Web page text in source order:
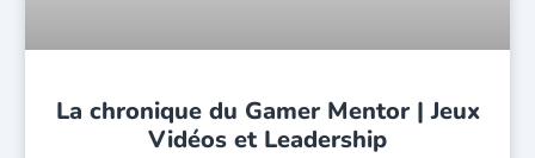
La chronique du Gamer Mentor | Jeux
Vidéos et Leadership